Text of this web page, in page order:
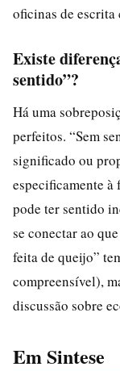
oficinas de
Existe
sentido”?
Há uma
perfeitos. “Sem
significado ou
especificamente à
pode ter sentido
se conectar ao
feita de queijo”
compreensível),
discussão sobre
Em Sintese